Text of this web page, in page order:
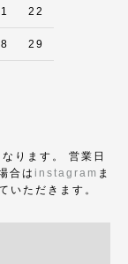
22
29
ります。 営業日
合は instagram ま
いただきます。